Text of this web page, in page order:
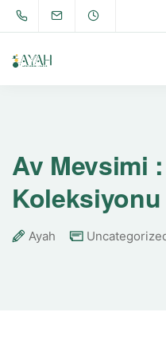
Av Mevsimi
Koleksiyonu
Ayah